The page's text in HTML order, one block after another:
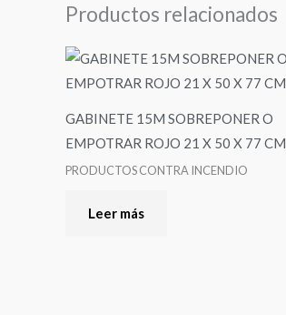
Productos relacionados
GABINETE 15M SOBREPONER O
EMPOTRAR ROJO 21 X 50 X 77 CM
PRODUCTOS CONTRA INCENDIO
Leer más